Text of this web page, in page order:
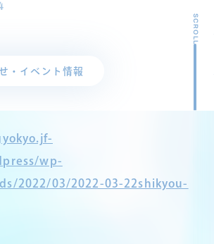
・イベント情報
SCROLL
wp-
2022/03/2022-03-22shikyou-